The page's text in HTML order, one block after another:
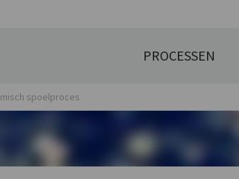
PROCESSEN
spoelproces